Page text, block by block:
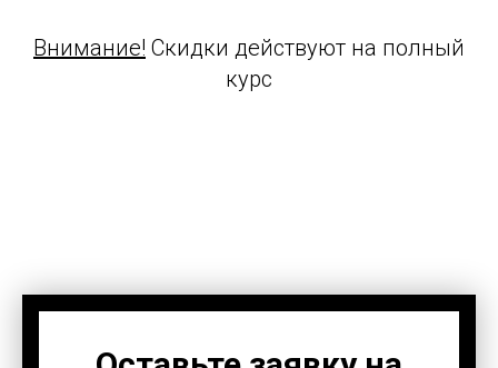
Внимание! Скидки действуют на полный
курс